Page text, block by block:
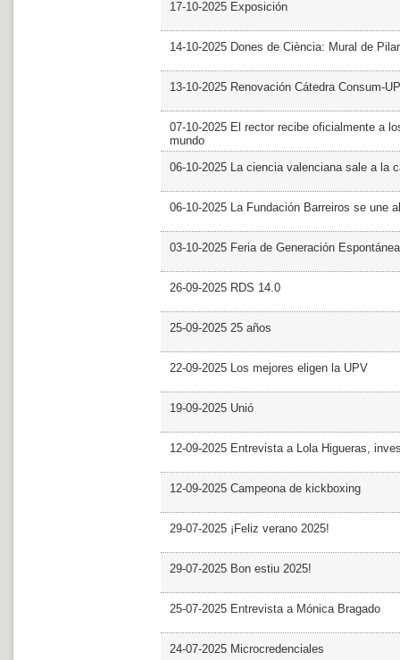
17-10-2025 Exposición
14-10-2025 Dones de Ciència: Mural de
13-10-2025 Renovación Cátedra Consum-
07-10-2025 El rector recibe oficialmente a
mundo
06-10-2025 La ciencia valenciana sale a la
06-10-2025 La Fundación Barreiros se une
03-10-2025 Feria de Generación Espontánea
26-09-2025 RDS 14.0
25-09-2025 25 años
22-09-2025 Los mejores eligen la UPV
19-09-2025 Unió
12-09-2025 Entrevista a Lola Higueras,
12-09-2025 Campeona de kickboxing
29-07-2025 ¡Feliz verano 2025!
29-07-2025 Bon estiu 2025!
25-07-2025 Entrevista a Mónica Bragado
24-07-2025 Microcredenciales